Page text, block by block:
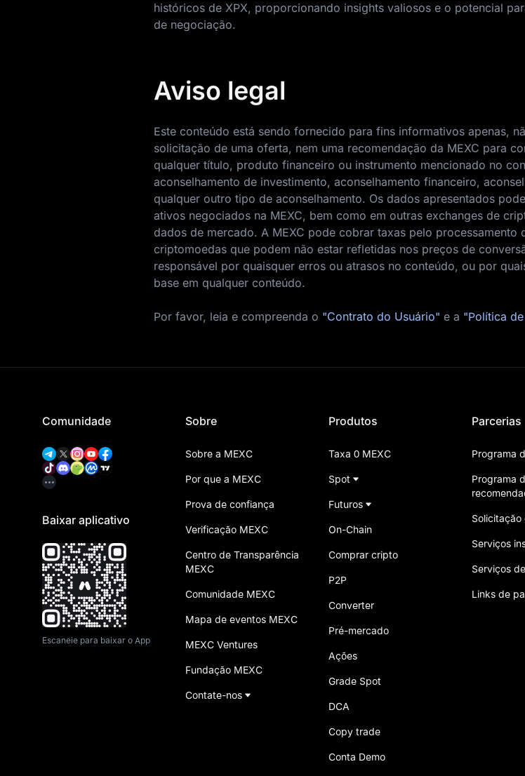
históricos de XPX, proporcionando insights valiosos e o potencial
de negociação.
Aviso legal
Este conteúdo está sendo fornecido para fins informativos apenas,
solicitação de uma oferta, nem uma recomendação da MEXC para
qualquer título, produto financeiro ou instrumento mencionado no
aconselhamento de investimento, aconselhamento financeiro,
qualquer outro tipo de aconselhamento. Os dados apresentados
ativos negociados na MEXC, bem como em outras exchanges de
dados de mercado. A MEXC pode cobrar taxas pelo processamento
criptomoedas que podem não estar refletidas nos preços de
responsável por quaisquer erros ou atrasos no conteúdo, ou por
base em qualquer conteúdo.
Por favor, leia e compreenda o "Contrato do Usuário" e a "Política
Comunidade
Baixar aplicativo
Escaneie para baixar o App
Sobre
Sobre a MEXC
Por que a MEXC
Prova de confiança
Verificação MEXC
Centro de Transparência
MEXC
Comunidade MEXC
Mapa de eventos MEXC
MEXC Ventures
Fundação MEXC
Contate-nos
Produtos
Taxa 0 MEXC
Spot
Futuros
On-Chain
Comprar cripto
P2P
Converter
Pré-mercado
Ações
Grade Spot
DCA
Copy trade
Conta Demo
Parcerias
Programa
Programa
Serviços
Serviços
Links de